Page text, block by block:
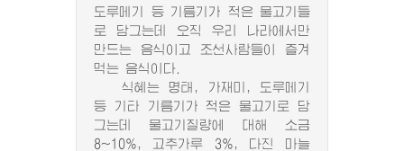
도루메기 등 기름기가 적은 물고기들
로 담그는데 오직 우리 나라에서만
만드는 음식이고 조선사람들이 즐겨
먹는 음식이다.
식혜는 명태, 가재미, 도루메기
등 기타 기름기가 적은 물고기로 담
그는데 물고기질량에 대해 소금
8~10%, 고추가루 3%, 다진 마늘